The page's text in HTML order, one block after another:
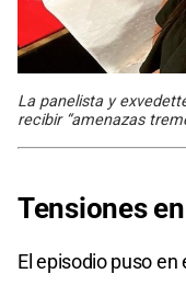
La panelista y
recibir “amenazas
Tensiones
El episodio puso